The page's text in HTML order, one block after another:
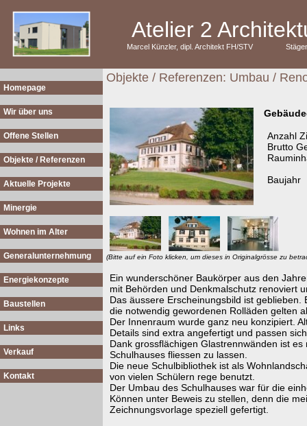
Atelier 2
Marcel Künzler, dipl. Architekt FH/STV
Homepage
Wir über uns
Offene Stellen
Objekte / Referenzen
Aktuelle Projekte
Minergie
Wohnen im Alter
Generalunternehmung
Energiekonzepte
Baustellen
Links
Verkauf
Kontakt
Objekte / Referenzen: Umbau /
Anzahl
Brutto
Baujahr
(Bitte auf ein Foto klicken, um dieses in Originalgrösse zu
Ein wunderschöner Baukörper aus den
mit Behörden und Denkmalschutz renoviert
Das äussere Erscheinungsbild ist
die notwendig gewordenen Rolläden gelten
Der Innenraum wurde ganz neu konzipiert.
Details sind extra angefertigt und passen
Dank grossflächigen Glastrennwänden ist
Schulhauses fliessen zu lassen.
Die neue Schulbibliothek ist als
von vielen Schülern rege benutzt.
Der Umbau des Schulhauses war für die
Können unter Beweis zu stellen, denn die
Zeichnungsvorlage speziell gefertigt.